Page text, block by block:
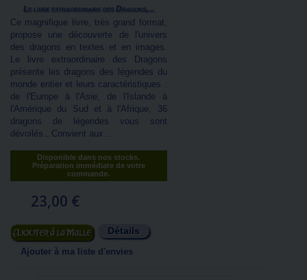
Le livre extraordinaire des Dragons,...
Ce magnifique livre, très grand format,
propose une découverte de l'univers
des dragons en textes et en images.
Le livre extraordinaire des Dragons
présente les dragons des légendes du
monde entier et leurs caractéristiques :
de l'Europe à l'Asie, de l'Islande à
l'Amérique du Sud et à l'Afrique, 36
dragons de légendes vous sont
dévoilés...Convient aux...
Disponible dans nos stocks.
Préparation immédiate de votre
commande.
23,00 €
Ajouter au panier Détails
Ajouter à ma liste d'envies